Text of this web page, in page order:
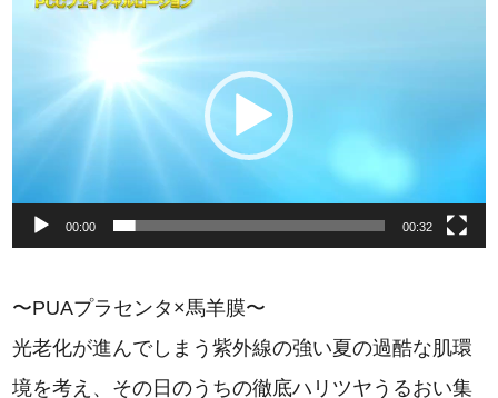
ー
ヤ
00:00 00:32
〜PUAプラセンタ×馬羊膜〜
光老化が進んでしまう紫外線の強い夏の過酷な肌環
境を考え、その日のうちの徹底ハリツヤうるおい集